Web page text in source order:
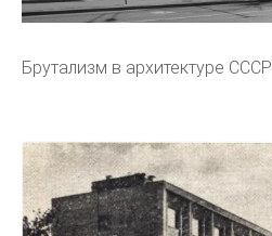
Брутализм в архитектуре СССР